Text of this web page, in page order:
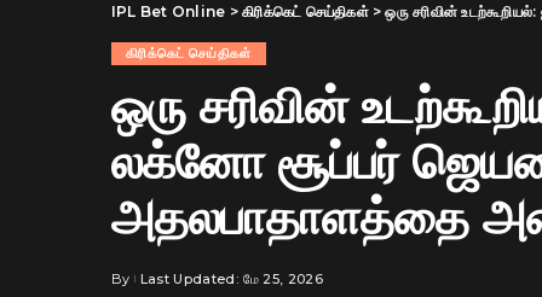
IPL Bet Online >கிரிக்கெட் செய்திகள்>ஒரு சரிவின்
கிரிக்கெட் செய்திகள்
ஒரு சரிவின்
லக்னோ சூப்பர்
அதலபாதாளத்தை
Posted
By Last Updated: மே 25, 2026